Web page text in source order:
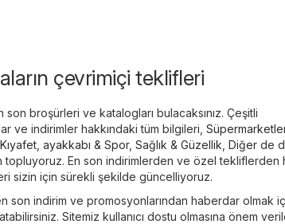
çevrimiçi teklifleri
broşürleri ve katalogları bulacaksınız. Çeşitli
ve indirimler hakkındaki tüm bilgileri,
Kıyafet, ayakkabı & Spor, Sağlık & Güzellik Diğer de
topluyoruz. En son indirimlerden ve özel tekliflerden
sizin için sürekli şekilde güncelliyoruz.
son indirim ve promosyonlarından haberdar olmak
Sitemiz kullanıcı dostu olmasına önem